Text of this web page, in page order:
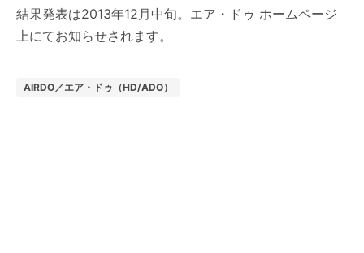
結果発表は2013年12月中旬。エア・ドゥ ホームページ
上にてお知らせされます。
AIRDO／エア・ドゥ（HD/ADO）